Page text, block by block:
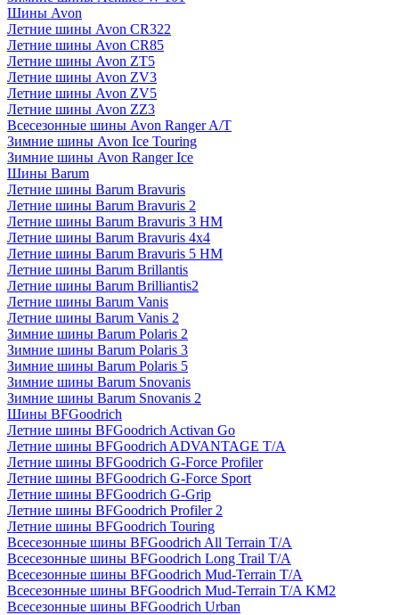
Шины Avon
Летние шины Avon CR322
Летние шины Avon CR85
Летние шины Avon ZT5
Летние шины Avon ZV3
Летние шины Avon ZV5
Летние шины Avon ZZ3
Всесезонные шины Avon Ranger A/T
Зимние шины Avon Ice Touring
Зимние шины Avon Ranger Ice
Шины Barum
Летние шины Barum Bravuris
Летние шины Barum Bravuris 2
Летние шины Barum Bravuris 3 HM
Летние шины Barum Bravuris 4х4
Летние шины Barum Bravuris 5 HM
Летние шины Barum Brillantis
Летние шины Barum Brilliantis2
Летние шины Barum Vanis
Летние шины Barum Vanis 2
Зимние шины Barum Polaris 2
Зимние шины Barum Polaris 3
Зимние шины Barum Polaris 5
Зимние шины Barum Snovanis
Зимние шины Barum Snovanis 2
Шины BFGoodrich
Летние шины BFGoodrich Activan Go
Летние шины BFGoodrich ADVANTAGE T/A
Летние шины BFGoodrich G-Force Profiler
Летние шины BFGoodrich G-Force Sport
Летние шины BFGoodrich G-Grip
Летние шины BFGoodrich Profiler 2
Летние шины BFGoodrich Touring
Всесезонные шины BFGoodrich All Terrain T/A
Всесезонные шины BFGoodrich Long Trail T/A
Всесезонные шины BFGoodrich Mud-Terrain T/A
Всесезонные шины BFGoodrich Mud-Terrain T/A KM2
Всесезонные шины BFGoodrich Urban